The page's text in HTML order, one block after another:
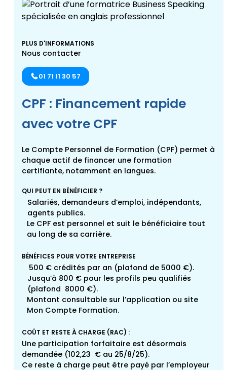
PLUS D'INFORMATIONS
Nous contacter
01 71 11 30 57
CPF : Financement rapide
avec votre CPF
Le Compte Personnel de Formation (CPF) permet à
chaque actif de financer une formation
certifiante, notamment en langues.
QUI PEUT EN BÉNÉFICIER ?
Salariés, demandeurs d’emploi, indépendants,
agents publics.
Le CPF est personnel et suit le bénéficiaire tout
au long de sa carrière.
BÉNÉFICES POUR VOTRE ENTREPRISE
500 € crédités par an (plafond de 5000 €).
Jusqu’à 800 € pour les profils peu qualifiés
(plafond 8000 €).
Montant consultable sur l’application ou site
Mon Compte Formation.
COÛT ET RESTE À CHARGE (RAC) :
Une participation forfaitaire est désormais
demandée (102,23 € au 25/8/25).
Ce reste à charge peut être payé par l’employeur